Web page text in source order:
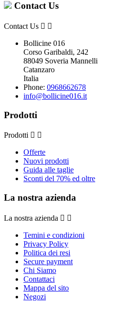
Contact Us
Contact Us  
Bollicine 016
Corso Garibaldi, 242
88049 Soveria Mannelli
Catanzaro
Italia
Phone: 0968662678
info@bollicine016.it
Prodotti
Prodotti  
Offerte
Nuovi prodotti
Guida alle taglie
Sconti del 70% ed oltre
La nostra azienda
La nostra azienda  
Temini e condizioni
Privacy Policy
Politica dei resi
Secure payment
Chi Siamo
Contattaci
Mappa del sito
Negozi